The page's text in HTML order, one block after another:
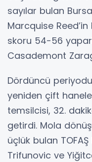
sayılar bulan
Marcquise
skoru 54-56
Casademont
Dördüncü
yeniden çift
temsilcisi, 32.
getirdi. Mola
üçlük bulan
Trifunovic ve